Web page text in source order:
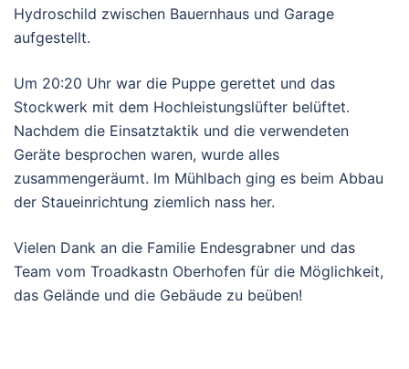
Hydroschild zwischen Bauernhaus und Garage
aufgestellt.
Um 20:20 Uhr war die Puppe gerettet und das
Stockwerk mit dem Hochleistungslüfter belüftet.
Nachdem die Einsatztaktik und die verwendeten
Geräte besprochen waren, wurde alles
zusammengeräumt. Im Mühlbach ging es beim Abbau
der Staueinrichtung ziemlich nass her.
Vielen Dank an die Familie Endesgrabner und das
Team vom Troadkastn Oberhofen für die Möglichkeit,
das Gelände und die Gebäude zu beüben!